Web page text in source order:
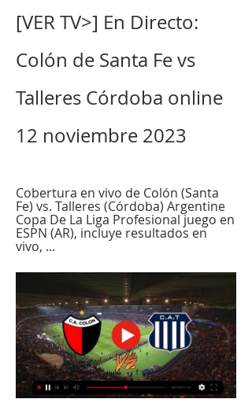
[VER TV>] En Directo:
Colón de Santa Fe vs
Talleres Córdoba online
12 noviembre 2023
Cobertura en vivo de Colón (Santa
Fe) vs. Talleres (Córdoba) Argentine
Copa De La Liga Profesional juego en
ESPN (AR), incluye resultados en
vivo, ...